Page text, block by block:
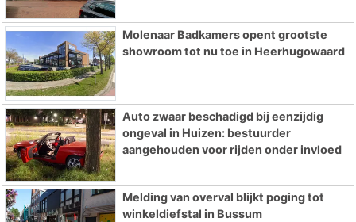
Molenaar Badkamers opent grootste
showroom tot nu toe in Heerhugowaard
Auto zwaar beschadigd bij eenzijdig
ongeval in Huizen: bestuurder
aangehouden voor rijden onder invloed
Melding van overval blijkt poging tot
winkeldiefstal in Bussum